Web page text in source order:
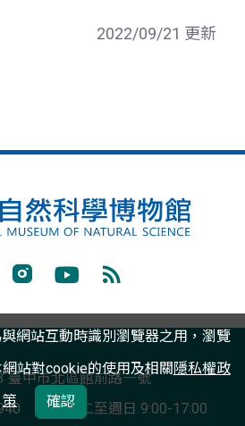
2022/09/21 更新
Instagram
Youtube
RSS
訂
閱
臺中市北區館前路一號
週二至週日 9:00-17:00
網站互動時識別瀏覽器之用，瀏覽
站對cookie的使用及相關隱私權政
策
確認